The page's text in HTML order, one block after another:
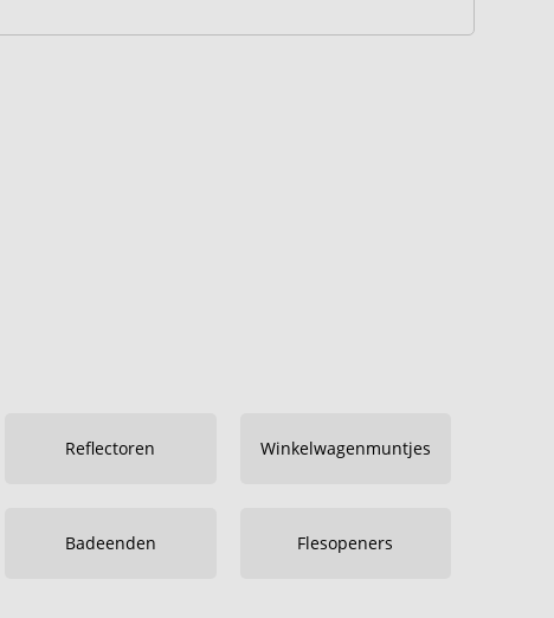
Reflectoren Winkelwagenmuntjes
Badeenden Flesopeners